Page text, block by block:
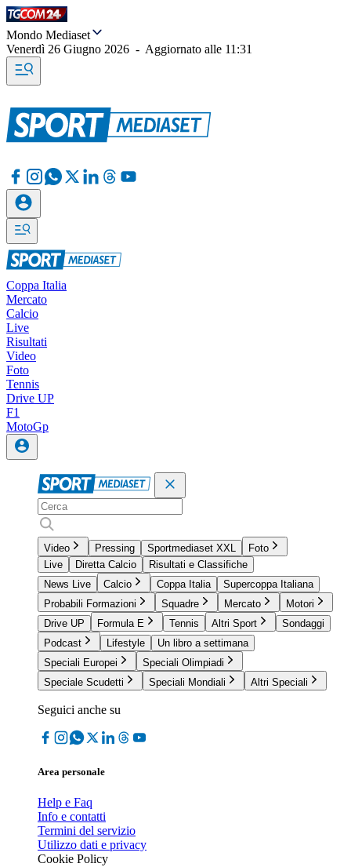
Mondo Mediaset
Venerdì 26 Giugno 2026 - Aggiornato alle 11:31
Coppa Italia
Mercato
Calcio
Live
Risultati
Video
Foto
Tennis
Drive UP
F1
MotoGp
Video Pressing Sportmediaset XXL
Foto
Live
Diretta Calcio
Risultati e Classifiche
News Live
Calcio Coppa Italia
Supercoppa Italiana
Probabili Formazioni
Squadre Mercato
Motori
Drive UP
Formula E Tennis Altri Sport
Sondaggi
Podcast
Lifestyle
Un libro a settimana
Speciali Europei
Speciali Olimpiadi
Speciale Scudetti
Speciali Mondiali Altri Speciali
Seguici anche su
Area personale
Help e Faq
Info e contatti
Termini del servizio
Utilizzo dati e privacy
Cookie Policy